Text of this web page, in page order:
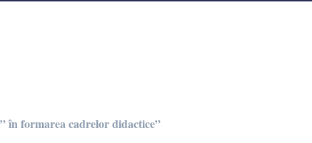
în formarea cadrelor didactice”